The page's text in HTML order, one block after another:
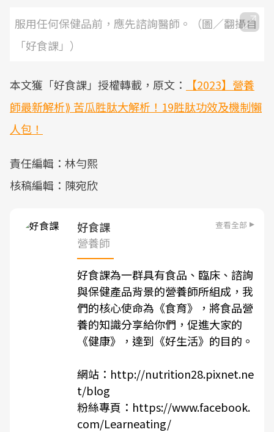
服用任何保健品前，應先諮詢醫師。（圖／翻攝自
「好食課」）
本文獲「好食課」授權轉載，原文：
【2023】營養
師最新解析⟫ 苦瓜胜肽大解析！19胜肽功效及機制懶
人包！
責任編輯：林勻熙
核稿編輯：陳宛欣
好食課 查看全部
營養師
好食課為一群具有食品、臨床、諮詢
與保健產品背景的營養師所組成，我
們的核心使命為《食育》，將食品營
養的知識分享給你們，促進大家的
《健康》，達到《好生活》的目的。
網站： http://nutrition28.pixnet.ne
t/blog
粉絲專頁： https://www.facebook.
com/Learneating/